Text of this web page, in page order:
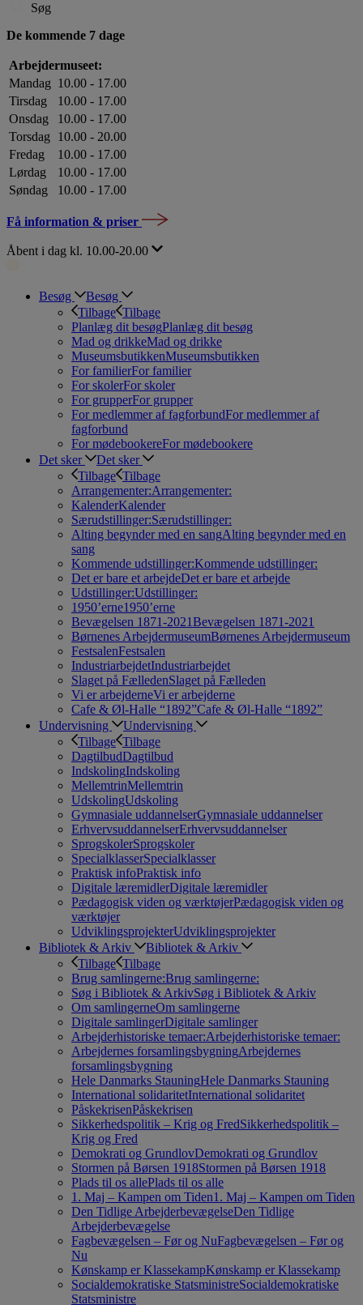
Søg
De kommende 7 dage
Arbejdermuseet:
Mandag 10.00 - 17.00
Tirsdag
10.00 - 17.00
Onsdag
10.00 - 17.00
Torsdag
10.00 - 20.00
Fredag
10.00 - 17.00
Lørdag
10.00 - 17.00
Søndag
10.00 - 17.00
Få information & priser
Åbent i dag kl. 10.00-20.00
Besøg
Besøg
Tilbage Tilbage
Planlæg dit besøgPlanlæg dit besøg
Mad og drikkeMad og drikke
MuseumsbutikkenMuseumsbutikken
For familierFor familier
For skolerFor skoler
For grupperFor grupper
For medlemmer af fagforbundFor medlemmer af
fagforbund
For mødebookereFor mødebookere
Det sker
Det sker
Tilbage Tilbage
Arrangementer:Arrangementer:
KalenderKalender
Særudstillinger:Særudstillinger:
Alting begynder med en sangAlting begynder med en
sang
Kommende udstillinger:Kommende udstillinger:
Det er bare et arbejdeDet er bare et arbejde
Udstillinger:Udstillinger:
1950’erne1950’erne
Bevægelsen 1871-2021Bevægelsen 1871-2021
Børnenes ArbejdermuseumBørnenes Arbejdermuseum
FestsalenFestsalen
IndustriarbejdetIndustriarbejdet
Slaget på FælledenSlaget på Fælleden
Vi er arbejderneVi er arbejderne
Cafe & Øl-Halle “1892”Cafe & Øl-Halle “1892”
Undervisning
Undervisning
Tilbage Tilbage
DagtilbudDagtilbud
IndskolingIndskoling
MellemtrinMellemtrin
UdskolingUdskoling
Gymnasiale uddannelserGymnasiale uddannelser
ErhvervsuddannelserErhvervsuddannelser
SprogskolerSprogskoler
SpecialklasserSpecialklasser
Praktisk infoPraktisk info
Digitale læremidlerDigitale læremidler
Pædagogisk viden og værktøjerPædagogisk viden og
værktøjer
UdviklingsprojekterUdviklingsprojekter
Bibliotek & Arkiv
Bibliotek & Arkiv
Tilbage Tilbage
Brug samlingerne:Brug samlingerne:
Søg i Bibliotek & ArkivSøg i Bibliotek & Arkiv
Om samlingerneOm samlingerne
Digitale samlingerDigitale samlinger
Arbejderhistoriske temaer:Arbejderhistoriske temaer:
Arbejdernes forsamlingsbygningArbejdernes
forsamlingsbygning
Hele Danmarks StauningHele Danmarks Stauning
International solidaritetInternational solidaritet
PåskekrisenPåskekrisen
Sikkerhedspolitik – Krig og FredSikkerhedspolitik –
Krig og Fred
Demokrati og GrundlovDemokrati og Grundlov
Stormen på Børsen 1918Stormen på Børsen 1918
Plads til os allePlads til os alle
1. Maj – Kampen om Tiden1. Maj – Kampen om Tiden
Den Tidlige ArbejderbevægelseDen Tidlige
Arbejderbevægelse
Fagbevægelsen – Før og NuFagbevægelsen – Før og
Nu
Kønskamp er KlassekampKønskamp er Klassekamp
Socialdemokratiske StatsministreSocialdemokratiske
Statsministre